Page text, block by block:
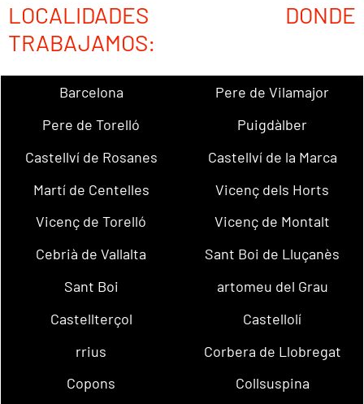
LOCALIDADES DONDE
TRABAJAMOS:
Barcelona
Pere de Vilamajor
Pere de Torelló
Puigdàlber
Castellví de Rosanes
Castellví de la Marca
Martí de Centelles
Vicenç dels Horts
Vicenç de Torelló
Vicenç de Montalt
Cebrià de Vallalta
Sant Boi de Lluçanès
Sant Boi
artomeu del Grau
Castellterçol
Castellolí
rrius
Corbera de Llobregat
Copons
Collsuspina